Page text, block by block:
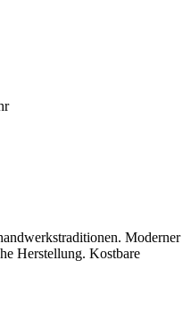
Moderner
Herstellung. Kostbare